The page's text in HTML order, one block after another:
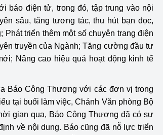
báo điện tử, trong đó, tập trung vào nội
sâu, tăng tương tác, thu hút bạn đọc,
triển thêm một số chuyên trang điện
truyền của Ngành; Tăng cường đầu tư
Nâng cao hiệu quả hoạt động kinh tế
Báo Công Thương với các đơn vị trong
tại buổi làm việc, Chánh Văn phòng Bộ
gian qua, Báo Công Thương đã có sự
về nội dung. Báo cũng đã nỗ lực triển